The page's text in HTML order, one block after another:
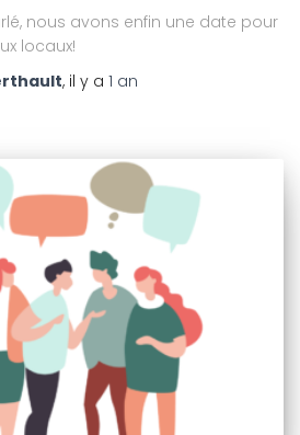
nous avons enfin une date pour
locaux!
, il y a 1 an